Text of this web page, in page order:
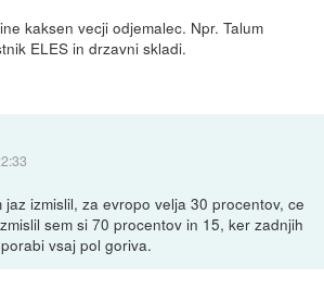
kaksen vecji odjemalec. Npr. Talum
ELES in drzavni skladi.
izmislil, za evropo velja 30 procentov, ce
sem si 70 procentov in 15, ker zadnjih
vsaj pol goriva.